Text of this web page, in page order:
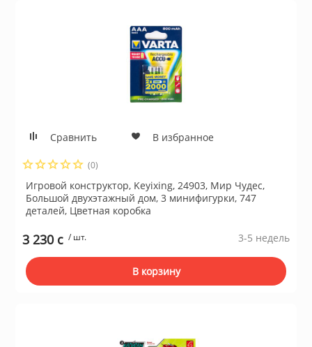
Сравнить В избранное
(0)
Игровой конструктор, Keyixing, 24903, Мир Чудес,
Большой двухэтажный дом, 3 минифигурки, 747
деталей, Цветная коробка
3 230 c / шт. 3-5 недель
В корзину